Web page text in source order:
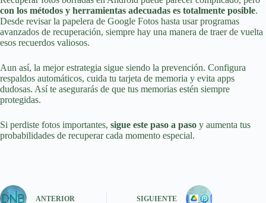
con los métodos y herramientas adecuadas es totalmente posible.
Desde revisar la papelera de Google Fotos hasta usar programas
avanzados de recuperación, siempre hay una manera de traer de vuelta
esos recuerdos valiosos.
Aun así, la mejor estrategia sigue siendo la prevención. Configura
respaldos automáticos, cuida tu tarjeta de memoria y evita apps
dudosas. Así te asegurarás de que tus memorias estén siempre
protegidas.
Si perdiste fotos importantes, sigue este paso a paso y aumenta tus
probabilidades de recuperar cada momento especial.
ANTERIOR SIGUIENTE